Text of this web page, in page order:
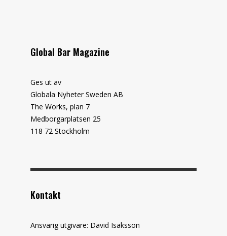
Global Bar Magazine
Ges ut av
Globala Nyheter Sweden AB
The Works, plan 7
Medborgarplatsen 25
118 72 Stockholm
Kontakt
Ansvarig utgivare: David Isaksson